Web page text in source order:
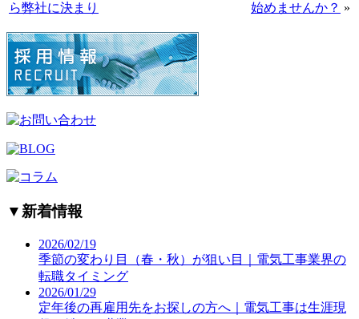
ら弊社に決まり
始めませんか？ »
▼ 新着情報
2026/02/19
季節の変わり目（春・秋）が狙い目｜電気工事業界の
転職タイミング
2026/01/29
定年後の再雇用先をお探しの方へ｜電気工事は生涯現